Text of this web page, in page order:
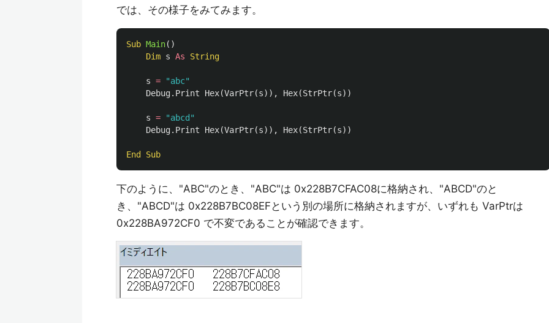
では、その様子をみてみます。
Sub Main()
Dim s As String
s =
"abc"
Debug. Print Hex(VarPtr(s)), Hex(StrPtr(s))
s =
"abcd"
Debug. Print Hex(VarPtr(s)), Hex(StrPtr(s))
End Sub
下のように、"ABC"のとき、"ABC"は 0x228B7CFAC08に格納され、"ABCD"のと
き、"ABCD"は 0x228B7BC08EFという別の場所に格納されますが、いずれも VarPtrは
0x228BA972CF0 で不変であることが確認できます。